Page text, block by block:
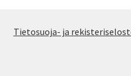
Tietosuoja- ja